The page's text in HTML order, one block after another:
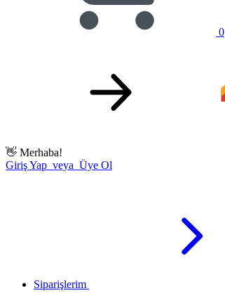
0
👋 Merhaba!
Giriş Yap veya Üye Ol
Siparişlerim